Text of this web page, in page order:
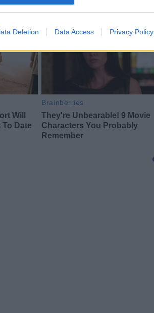
Deletion Data Access Privacy Policy